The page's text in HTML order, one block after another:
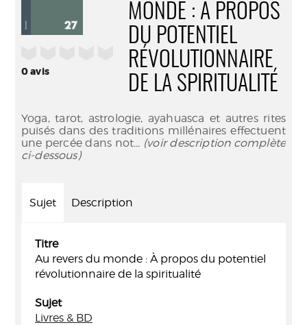
0avis
MONDE : À PROPOS
DU POTENTIEL
RÉVOLUTIONNAIRE
DE LA SPIRITUALITÉ
Yoga, tarot, astrologie, ayahuasca et autres rites
puisés dans des traditions millénaires effectuent
une percée dans not... (voir description complète
ci-dessous)
Sujet Description
Titre
Au revers du monde : À propos du potentiel
révolutionnaire de la spiritualité
Sujet
Livres & BD